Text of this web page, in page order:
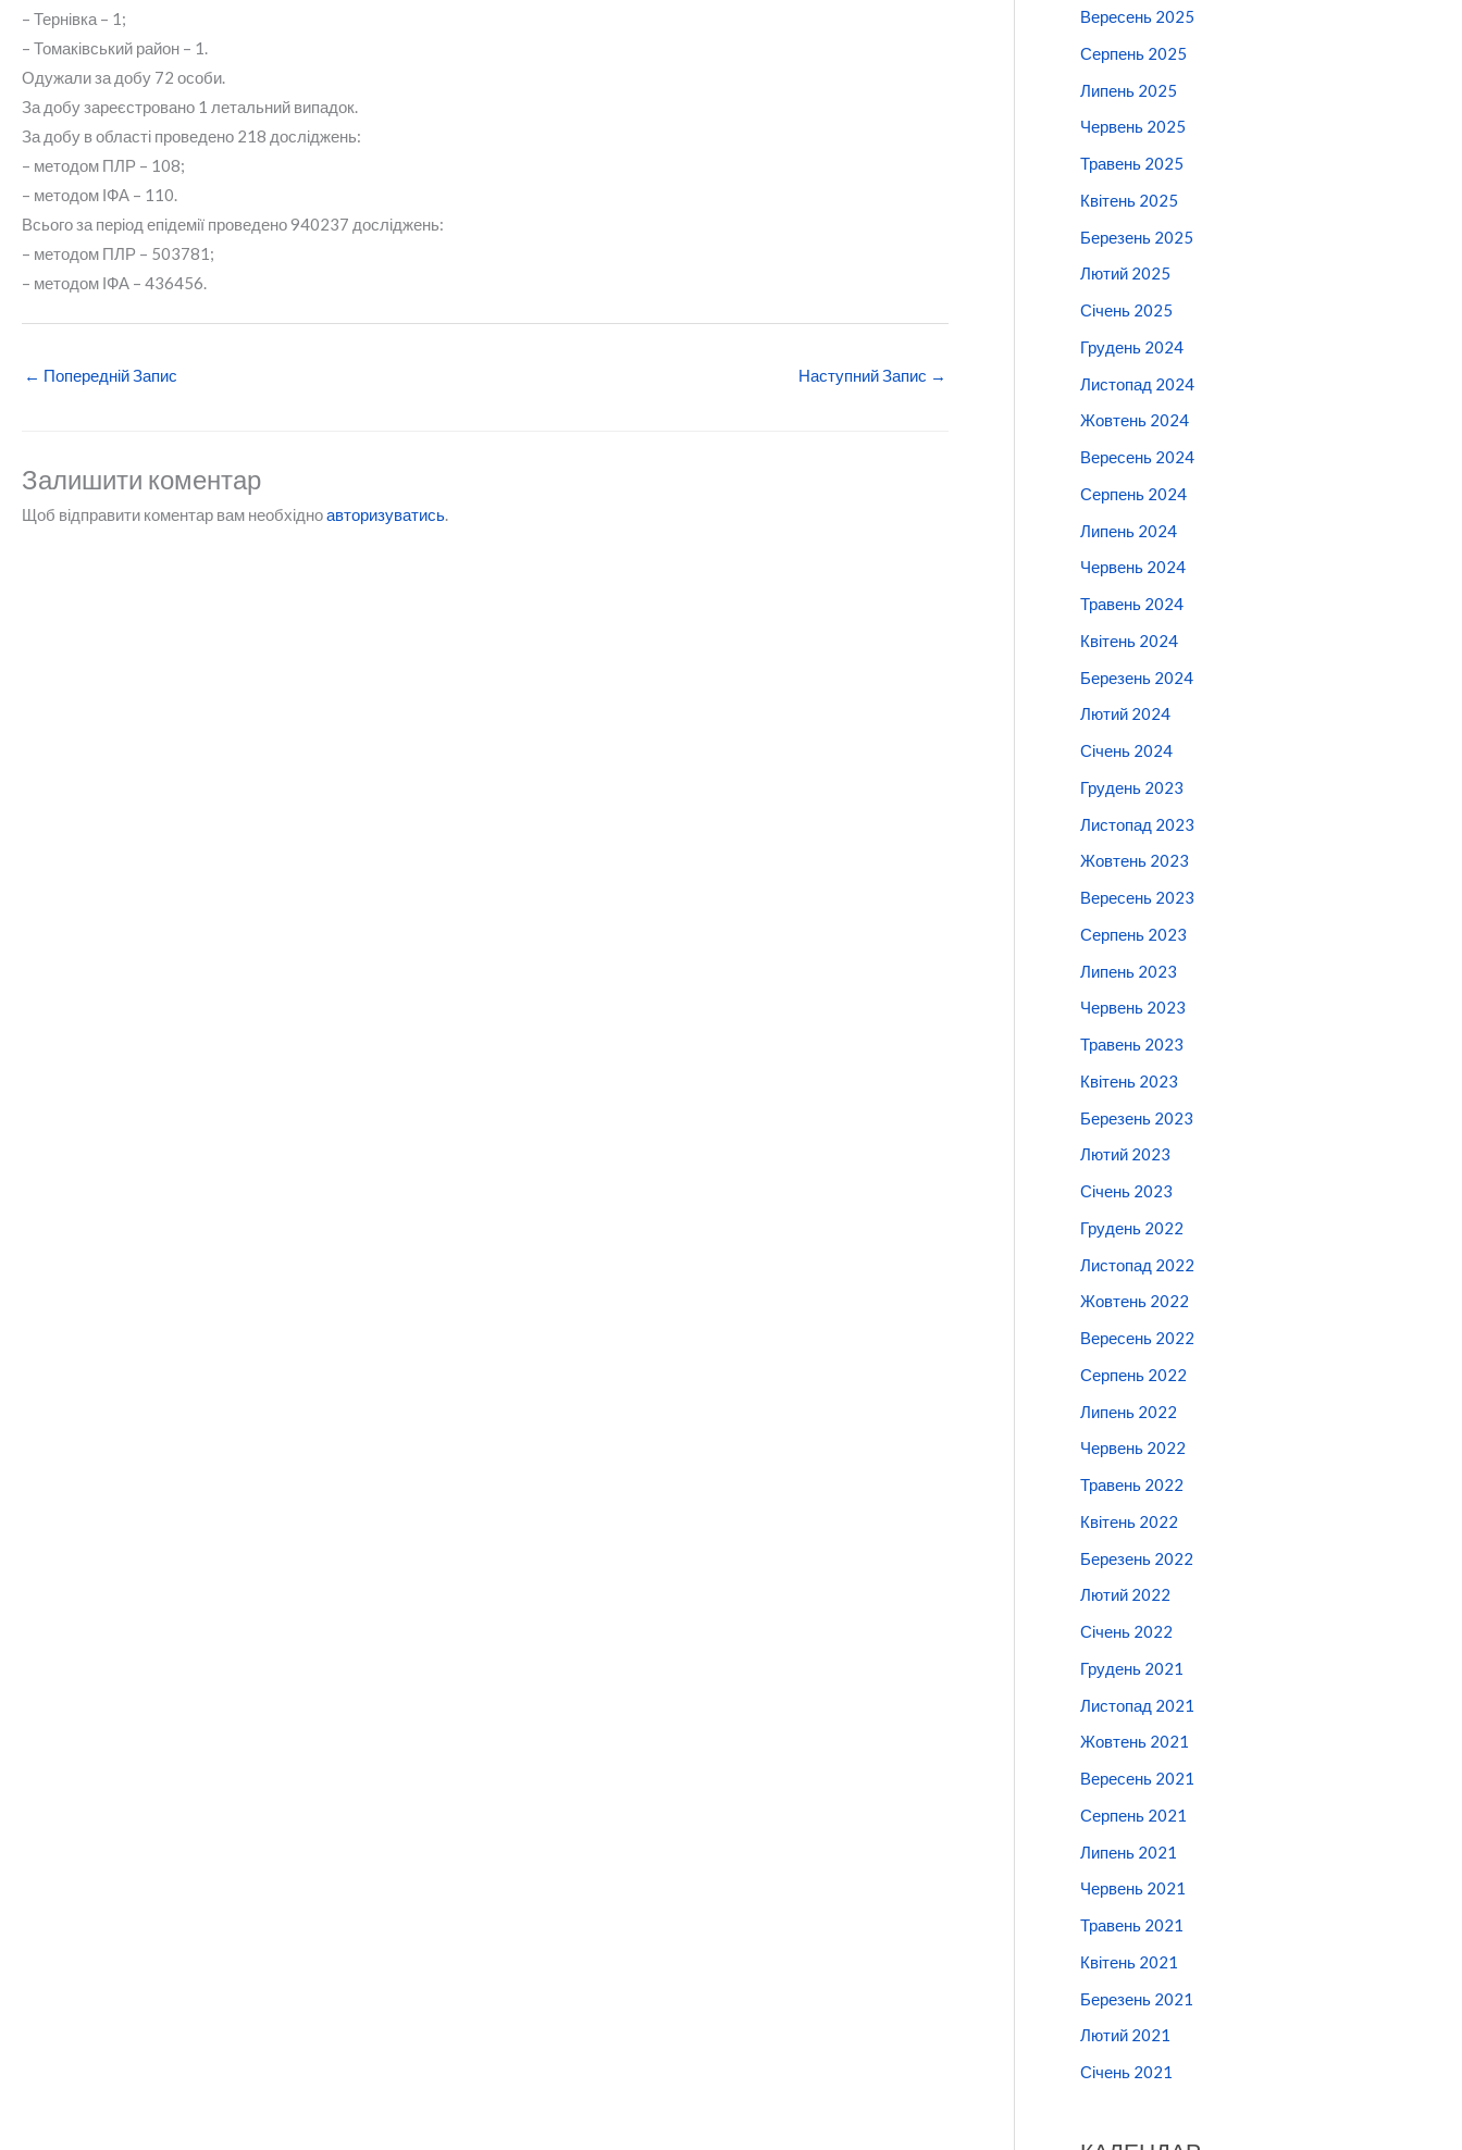
– Тернівка – 1;
– Томаківський район – 1.
Одужали за добу 72 особи.
За добу зареєстровано 1 летальний випадок.
За добу в області проведено 218 досліджень:
– методом ПЛР – 108;
– методом ІФА – 110.
Всього за період епідемії проведено 940237 досліджень:
– методом ПЛР – 503781;
– методом ІФА – 436456.
← Попередній Запис Наступний Запис →
Залишити коментар
Щоб відправити коментар вам необхідноавторизуватись.
Вересень 2025
Серпень 2025
Липень 2025
Червень 2025
Травень 2025
Квітень 2025
Березень 2025
Лютий 2025
Січень 2025
Грудень 2024
Листопад 2024
Жовтень 2024
Вересень 2024
Серпень 2024
Липень 2024
Червень 2024
Травень 2024
Квітень 2024
Березень 2024
Лютий 2024
Січень 2024
Грудень 2023
Листопад 2023
Жовтень 2023
Вересень 2023
Серпень 2023
Липень 2023
Червень 2023
Травень 2023
Квітень 2023
Березень 2023
Лютий 2023
Січень 2023
Грудень 2022
Листопад 2022
Жовтень 2022
Вересень 2022
Серпень 2022
Липень 2022
Червень 2022
Травень 2022
Квітень 2022
Березень 2022
Лютий 2022
Січень 2022
Грудень 2021
Листопад 2021
Жовтень 2021
Вересень 2021
Серпень 2021
Липень 2021
Червень 2021
Травень 2021
Квітень 2021
Березень 2021
Лютий 2021
Січень 2021